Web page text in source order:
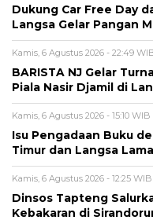
Dukung Car Free Day
Langsa Gelar Pangan
Kamis, 6 Agustus 2026 - 22:49
BARISTA NJ Gelar
Piala Nasir Djamil di
Kamis, 6 Agustus 2026 - 15:10 WIB
Isu Pengadaan Buku
Timur dan Langsa
Kamis, 6 Agustus 2026 - 12:25 WIB
Dinsos Tapteng
Kebakaran di